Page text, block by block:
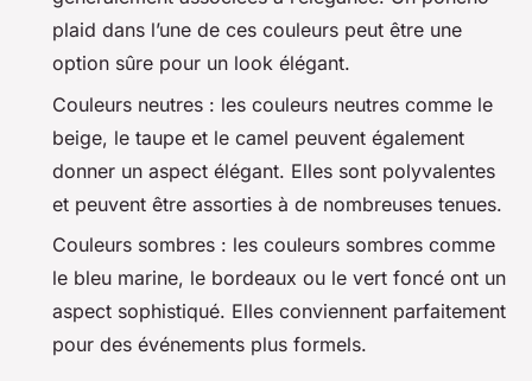
plaid dans l’une de ces couleurs peut être une
option sûre pour un look élégant.
Couleurs neutres : les couleurs neutres comme le
beige, le taupe et le camel peuvent également
donner un aspect élégant. Elles sont polyvalentes
et peuvent être assorties à de nombreuses tenues.
Couleurs sombres : les couleurs sombres comme
le bleu marine, le bordeaux ou le vert foncé ont un
aspect sophistiqué. Elles conviennent parfaitement
pour des événements plus formels.